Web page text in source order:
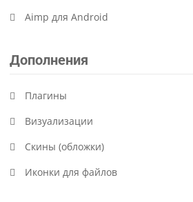
Aimp для Android
Дополнения
Плагины
Визуализации
Скины (обложки)
Иконки для файлов